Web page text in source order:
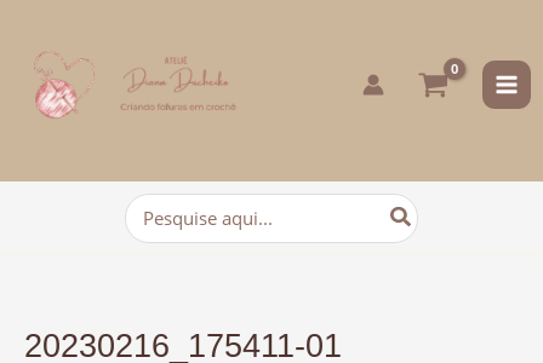
conteúdo
Procurar:
20230216_175411-01